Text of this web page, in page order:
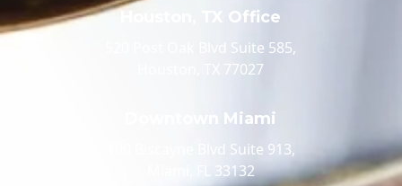
Houston, TX Office
520 Post Oak Blvd Suite 585,
Houston, TX 77027
Downtown Miami
100 Biscayne Blvd Suite 913,
Miami, FL 33132